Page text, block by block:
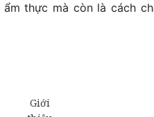
thực mà còn là cách